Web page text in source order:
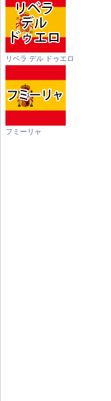
リベラ デル ドゥエロ
フミーリャ